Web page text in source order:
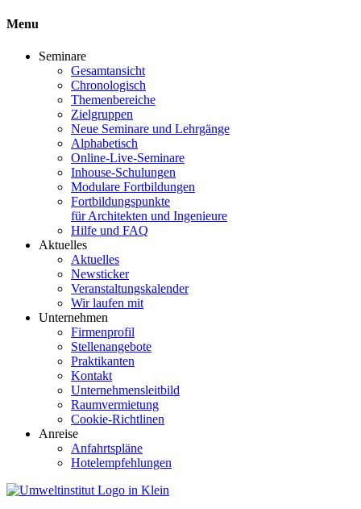
Menu
Seminare
Gesamtansicht
Chronologisch
Themenbereiche
Zielgruppen
Neue Seminare und Lehrgänge
Alphabetisch
Online-Live-Seminare
Inhouse-Schulungen
Modulare Fortbildungen
Fortbildungspunkte
für Architekten und Ingenieure
Hilfe und FAQ
Aktuelles
Aktuelles
Newsticker
Veranstaltungskalender
Wir laufen mit
Unternehmen
Firmenprofil
Stellenangebote
Praktikanten
Kontakt
Unternehmensleitbild
Raumvermietung
Cookie-Richtlinen
Anreise
Anfahrtspläne
Hotelempfehlungen